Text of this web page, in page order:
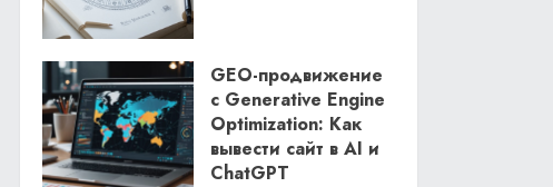
GEO-продвижение
с Generative Engine
Optimization: Как
вывести сайт в AI и
ChatGPT